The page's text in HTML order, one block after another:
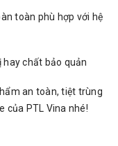
toàn phù hợp với hệ
chất bảo quản
an toàn, tiệt trùng
của PTL Vina nhé!